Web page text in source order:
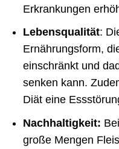
Erkrankungen
Lebensqualität:
Ernährungsform,
einschränkt und
senken kann.
Diät eine
Nachhaltigkeit:
große Mengen